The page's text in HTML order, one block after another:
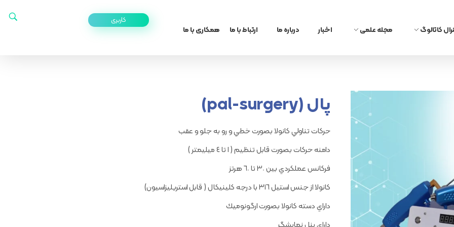
کاتالوگ مجله علمی اخبار درباره ما ارتباط با ما همکاری با ما
کاربری
پال (pal-surgery)
حركات تناولي كانولا بصورت خطي و رو به جلو و عقب
دامنه حركات بصورت قابل تنظيم ( ا تا ٤ ميليمتر )
فركانس عملكردي بين ٣٠ تا ٦٠ هرتز
كانولا از جنس استيل ٣١٦ با درجه كلينيكال ( قابل استريليزاسيون)
داراي دسته كانولا بصورت ارگونوميك